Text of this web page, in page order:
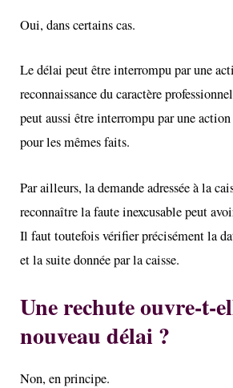
Oui, dans certains cas.
Le délai peut être interrompu par une
reconnaissance du caractère
peut aussi être interrompu par une action
pour les mêmes faits.
Par ailleurs, la demande adressée à la
reconnaître la faute inexcusable peut
Il faut toutefois vérifier précisément la
et la suite donnée par la caisse.
Une rechute ouvre-t-
nouveau délai ?
Non, en principe.